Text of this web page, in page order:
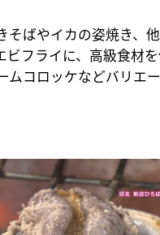
そばやイカの姿焼き、
ビフライに、高級食材
ムコロッケなどバリエ